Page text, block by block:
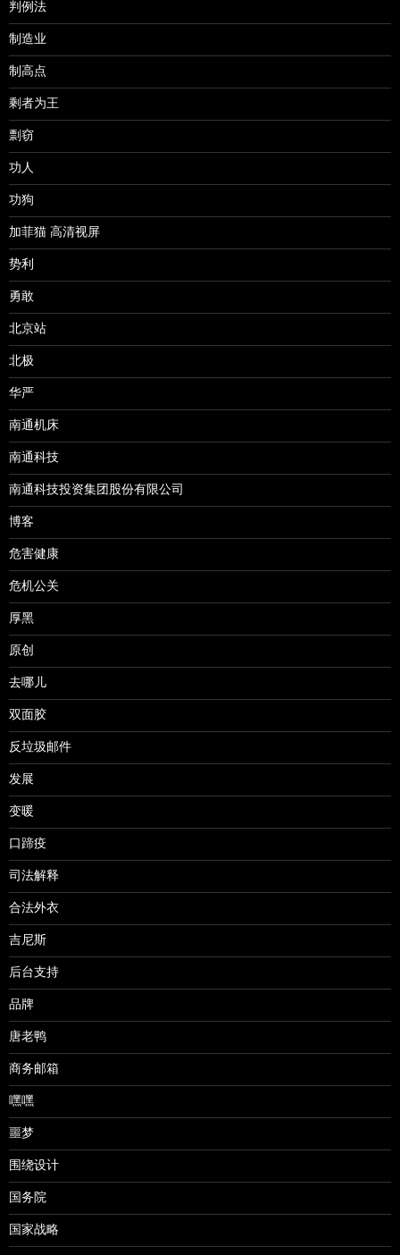
判例法
制造业
制高点
剩者为王
剽窃
功人
功狗
加菲猫 高清视屏
势利
勇敢
北京站
北极
华严
南通机床
南通科技
南通科技投资集团股份有限公司
博客
危害健康
危机公关
厚黑
原创
去哪儿
双面胶
反垃圾邮件
发展
变暖
口蹄疫
司法解释
合法外衣
吉尼斯
后台支持
品牌
唐老鸭
商务邮箱
嘿嘿
噩梦
围绕设计
国务院
国家战略